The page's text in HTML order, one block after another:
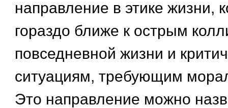
направление в этике жизни,
гораздо ближе к острым
повседневной жизни и
ситуациям, требующим
Это направление можно